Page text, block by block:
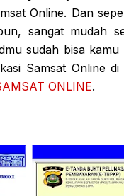
Online. Dan
sangat mudah
sudah bisa
Samsat Online
ONLINE.